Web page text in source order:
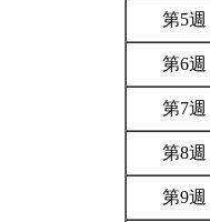
第5週
第6週
第7週
第8週
第9週